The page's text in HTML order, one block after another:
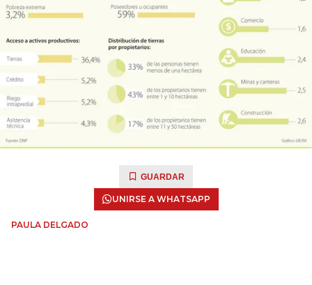
GUARDAR
UNIRSE A WHATSAPP
PAULA DELGADO